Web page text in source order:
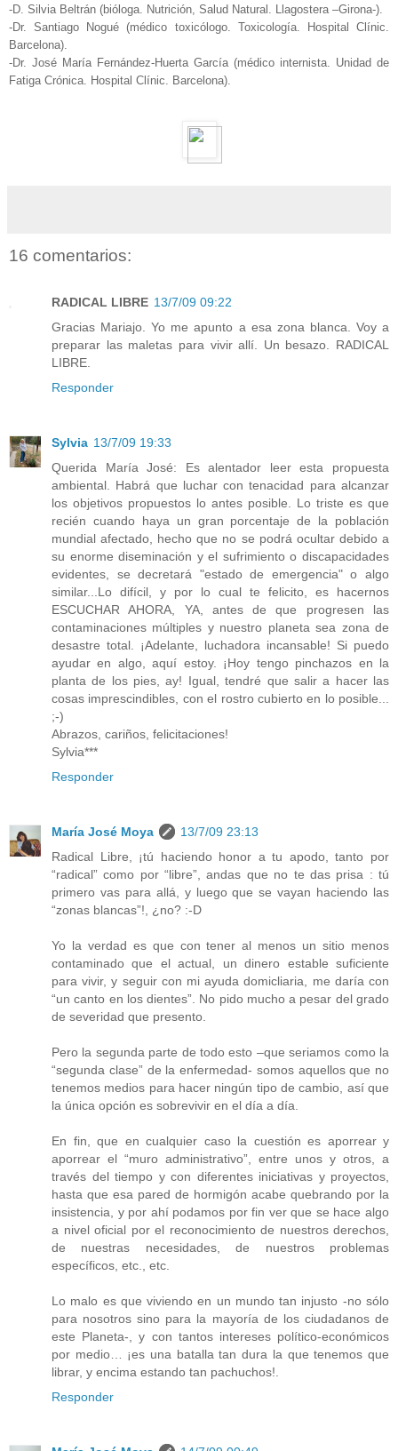
-D. Silvia Beltrán (bióloga. Nutrición, Salud Natural. Llagostera –Girona-).
-Dr. Santiago Nogué (médico toxicólogo. Toxicología. Hospital Clínic.
Barcelona).
-Dr. José María Fernández-Huerta García (médico internista. Unidad de
Fatiga Crónica. Hospital Clínic. Barcelona).
16 comentarios:
RADICAL LIBRE 13/7/09 09:22
Gracias Mariajo. Yo me apunto a esa zona blanca. Voy a
preparar las maletas para vivir allí. Un besazo. RADICAL
LIBRE.
Responder
Sylvia 13/7/09 19:33
Querida María José: Es alentador leer esta propuesta
ambiental. Habrá que luchar con tenacidad para alcanzar
los objetivos propuestos lo antes posible. Lo triste es que
recién cuando haya un gran porcentaje de la población
mundial afectado, hecho que no se podrá ocultar debido a
su enorme diseminación y el sufrimiento o discapacidades
evidentes, se decretará "estado de emergencia" o algo
similar...Lo difícil, y por lo cual te felicito, es hacernos
ESCUCHAR AHORA, YA, antes de que progresen las
contaminaciones múltiples y nuestro planeta sea zona de
desastre total. ¡Adelante, luchadora incansable! Si puedo
ayudar en algo, aquí estoy. ¡Hoy tengo pinchazos en la
planta de los pies, ay! Igual, tendré que salir a hacer las
cosas imprescindibles, con el rostro cubierto en lo posible...
;-)
Abrazos, cariños, felicitaciones!
Sylvia***
Responder
María José Moya
13/7/09 23:13
Radical Libre, ¡tú haciendo honor a tu apodo, tanto por
“radical” como por “libre”, andas que no te das prisa : tú
primero vas para allá, y luego que se vayan haciendo las
“zonas blancas”!, ¿no? :-D
Yo la verdad es que con tener al menos un sitio menos
contaminado que el actual, un dinero estable suficiente
para vivir, y seguir con mi ayuda domicliaria, me daría con
“un canto en los dientes”. No pido mucho a pesar del grado
de severidad que presento.
Pero la segunda parte de todo esto –que seriamos como la
“segunda clase” de la enfermedad- somos aquellos que no
tenemos medios para hacer ningún tipo de cambio, así que
la única opción es sobrevivir en el día a día.
En fin, que en cualquier caso la cuestión es aporrear y
aporrear el “muro administrativo”, entre unos y otros, a
través del tiempo y con diferentes iniciativas y proyectos,
hasta que esa pared de hormigón acabe quebrando por la
insistencia, y por ahí podamos por fin ver que se hace algo
a nivel oficial por el reconocimiento de nuestros derechos,
de nuestras necesidades, de nuestros problemas
específicos, etc., etc.
Lo malo es que viviendo en un mundo tan injusto -no sólo
para nosotros sino para la mayoría de los ciudadanos de
este Planeta-, y con tantos intereses político-económicos
por medio… ¡es una batalla tan dura la que tenemos que
librar, y encima estando tan pachuchos!.
Responder